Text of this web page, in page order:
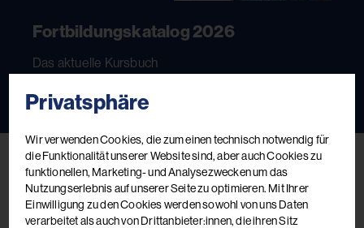
Fortbildungskatalog 2026
Das aktuelle Kursbuch
Jetzt ansehen
Privatsphäre
Wir verwenden Cookies, die zum einen technisch notwendig für
die Funktionalität unserer Website sind, aber auch Cookies zu
funktionellen, Marketing- und Analysezwecken um das
Nutzungserlebnis auf unserer Seite zu optimieren. Mit Ihrer
Einwilligung zu den Cookies werden sowohl von uns Daten
verarbeitet als auch von Drittanbieter:innen, die ihren Sitz